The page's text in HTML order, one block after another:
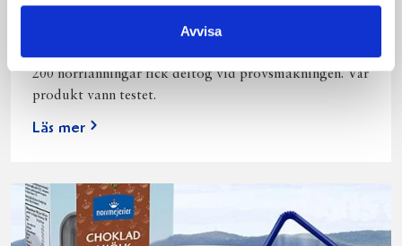
Avvisa
Vi kan stolt konstatera att vår laktosfria Mellanmjölk
200 norrlänningar fick deltog vid provsmakningen. Vår
produkt vann testet.
Läs mer